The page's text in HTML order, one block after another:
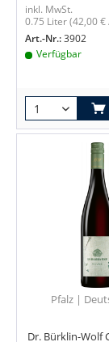
inkl. MwSt.
0.75 Liter(42,00 €
Art.-Nr.:3902
Verfügbar
Pfalz |
Dr. Bürklin-Wolf